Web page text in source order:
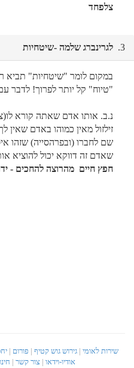
צלפחד
3. לגרינברג שלמה -שיטחיות
במקום לומר "שיטחיות" תביא
"טיוח" קל יותר לפרוך! לדבר
נ.ב. אותו אדם שאתה קורא
זילזול מאין כמוהו באדם שאין
שם לחברו (ובפרהסייה) שזהו
שאדם זה דווקא יכול
חפץ חיים מהרוצה להחכים -
שירות לאומי | גירוש גוש קטיף | פורום |
אודיו-וידאו | צור קשר |